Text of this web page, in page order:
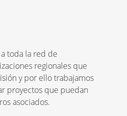
toda la red de
regionales que
y por ello trabajamos
proyectos que puedan
asociados.